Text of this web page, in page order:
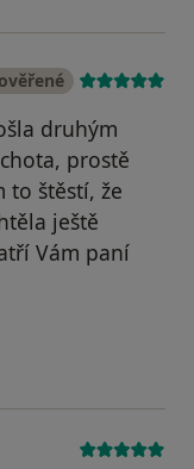
druhým
prostě
to štěstí, že
ještě
Vám paní
byl odstraněn